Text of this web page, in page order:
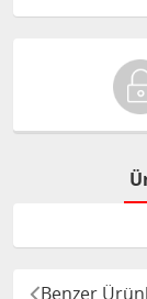
Benzer